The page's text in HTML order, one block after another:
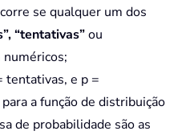
se qualquer um dos
“tentativas”ou
tentativas, e p =
a função de distribuição
de probabilidade são as